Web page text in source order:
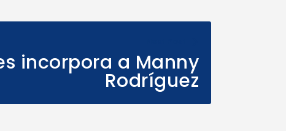
incorpora a Manny
Rodríguez